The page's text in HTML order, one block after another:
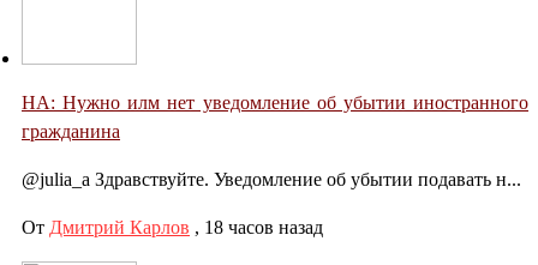
НА: Нужно илм нет уведомление об убытии иностранного
гражданина
@julia_a Здравствуйте. Уведомление об убытии подавать н...
От Дмитрий Карлов , 18 часов назад